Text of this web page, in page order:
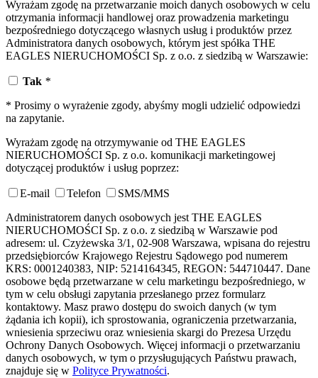
Wyrażam zgodę na przetwarzanie moich danych osobowych w celu
otrzymania informacji handlowej oraz prowadzenia marketingu
bezpośredniego dotyczącego własnych usług i produktów przez
Administratora danych osobowych, którym jest spółka THE
EAGLES NIERUCHOMOŚCI Sp. z o.o. z siedzibą w Warszawie:
Tak *
* Prosimy o wyrażenie zgody, abyśmy mogli udzielić odpowiedzi
na zapytanie.
Wyrażam zgodę na otrzymywanie od THE EAGLES
NIERUCHOMOŚCI Sp. z o.o. komunikacji marketingowej
dotyczącej produktów i usług poprzez:
E-mail Telefon
SMS/MMS
Administratorem danych osobowych jest THE EAGLES
NIERUCHOMOŚCI Sp. z o.o. z siedzibą w Warszawie pod
adresem: ul. Czyżewska 3/1, 02-908 Warszawa, wpisana do rejestru
przedsiębiorców Krajowego Rejestru Sądowego pod numerem
KRS: 0001240383, NIP: 5214164345, REGON: 544710447. Dane
osobowe będą przetwarzane w celu marketingu bezpośredniego, w
tym w celu obsługi zapytania przesłanego przez formularz
kontaktowy. Masz prawo dostępu do swoich danych (w tym
żądania ich kopii), ich sprostowania, ograniczenia przetwarzania,
wniesienia sprzeciwu oraz wniesienia skargi do Prezesa Urzędu
Ochrony Danych Osobowych. Więcej informacji o przetwarzaniu
danych osobowych, w tym o przysługujących Państwu prawach,
znajduje się w Polityce Prywatności.